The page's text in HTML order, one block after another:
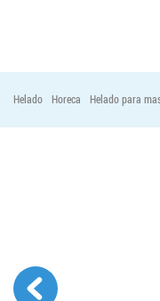
Helado Horeca Helado para